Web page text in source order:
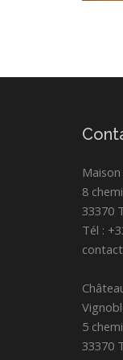
8
33370
Tél :
5
33370